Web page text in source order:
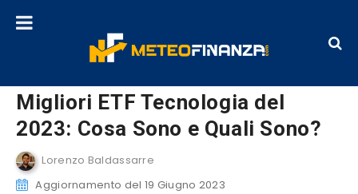
Migliori ETF Tecnologia del
2023: Cosa Sono e Quali Sono?
Lorenzo Baldassarre
Aggiornamento del 19 Giugno 2023